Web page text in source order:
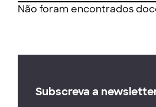
Não foram encontrados
Subscreva a